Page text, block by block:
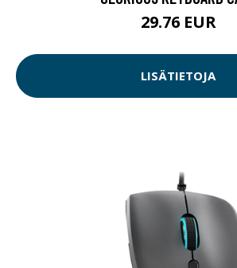
29.76 EUR
LISÄTIETOJA